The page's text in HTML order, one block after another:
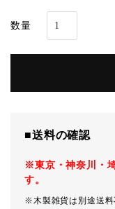
■送料の確認
※東京・神奈川・
す。
※木製雑貨は別途送料